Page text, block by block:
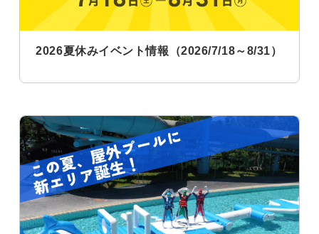
2026夏休みイベント情報（2026/7/18～8/31）